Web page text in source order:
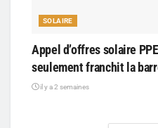
SOLAIRE
Appel d’offres solaire
seulement franchit la
il y a 2 semaines